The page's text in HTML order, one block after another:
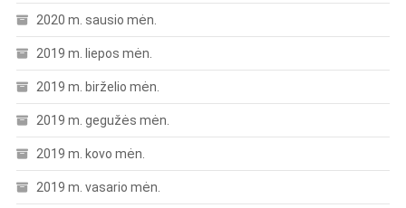
2020 m. sausio mėn.
2019 m. liepos mėn.
2019 m. birželio mėn.
2019 m. gegužės mėn.
2019 m. kovo mėn.
2019 m. vasario mėn.